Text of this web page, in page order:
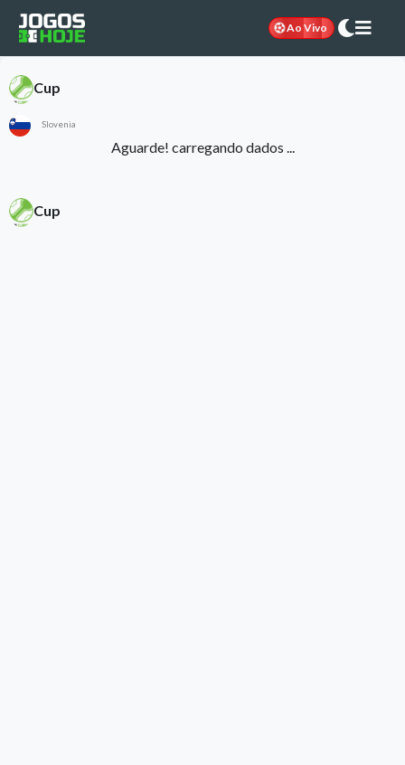
Ao Vivo
Cup
Slovenia
Aguarde! carregando dados ...
Cup